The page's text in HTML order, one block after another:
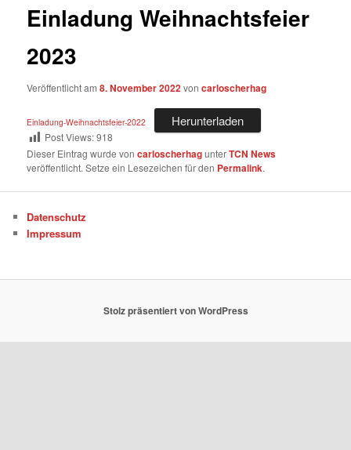
Einladung Weihnachtsfeier
2023
Veröffentlicht am8. November 2022voncarloscherhag
Einladung-Weihnachtsfeier-2022 Herunterladen
Post Views:918
Dieser Eintrag wurde voncarloscherhagunterTCN News
veröffentlicht. Setze ein Lesezeichen für den Permalink.
Datenschutz
Impressum
Stolz präsentiert von WordPress